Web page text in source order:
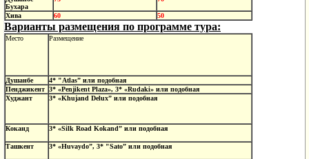
Бухара
Хива 60 50
Варианты размещения по программе тура:
Место Размещение
Душанбе 4* "Atlas” или подобная
Пенджикент 3* «Penjikent Plaza», 3* «Rudaki» или подобная
Худжант
3* «Khujand Delux” или подобная
Коканд 3* «Silk Road Kokand” или подобная
Ташкент 3* «Huvaydo”, 3* "Sato” или подобная